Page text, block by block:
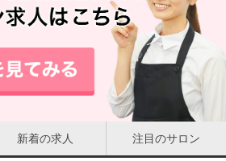
新着の求人 注目のサロン